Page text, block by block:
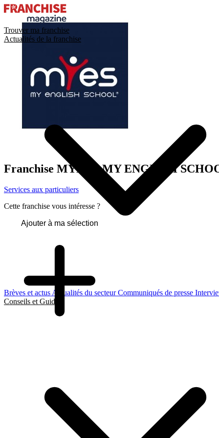
Trouver ma franchise
Actualités de la franchise
Brèves et actus Actualités du secteurCommuniqués de presse
Conseils et Guides
Franchise MYES – MY ENGLISH
Services aux particuliers
Cette franchise vous intéresse ?
Ajouter à ma sélection